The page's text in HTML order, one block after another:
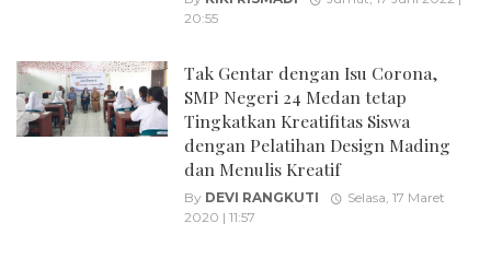
20:55
Tak Gentar dengan Isu Corona,
SMP Negeri 24 Medan tetap
Tingkatkan Kreatifitas Siswa
dengan Pelatihan Design Mading
dan Menulis Kreatif
By DEVI RANGKUTI
Selasa, 17 Maret
2020 | 11:57